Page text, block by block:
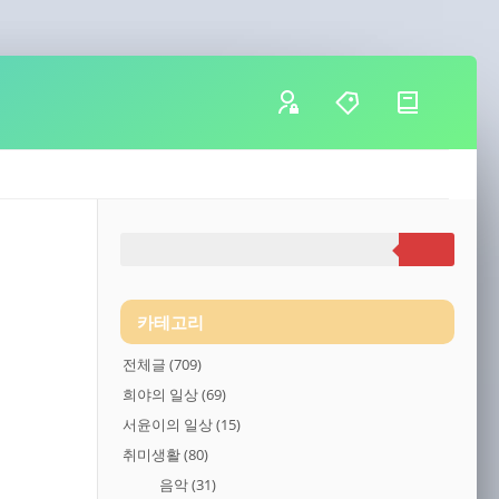
카테고리
전체글 (709)
희야의 일상(69)
서윤이의 일상(15)
취미생활(80)
음악(31)